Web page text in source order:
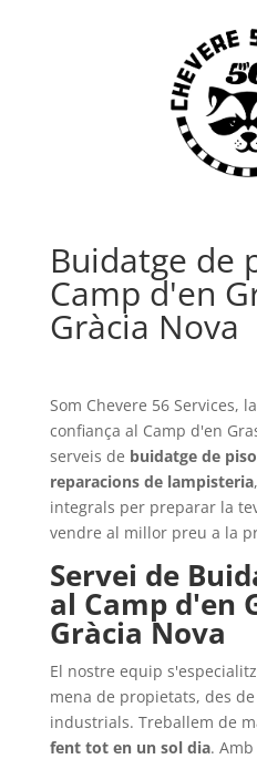
Buidatge de
Camp d'en
Gràcia Nova
Som Chevere 56 Services,
confiança al Camp d'en
serveis de buidatge de
reparacions de lampisteria
integrals per preparar la
vendre al millor preu a la
Servei de
al Camp d'en
Gràcia Nova
El nostre equip
mena de propietats, des
industrials. Treballem de
fent tot en un sol dia.